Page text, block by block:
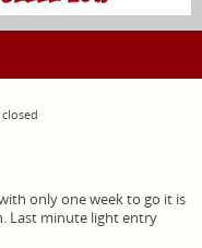
only one week to go it is
Last minute light entry